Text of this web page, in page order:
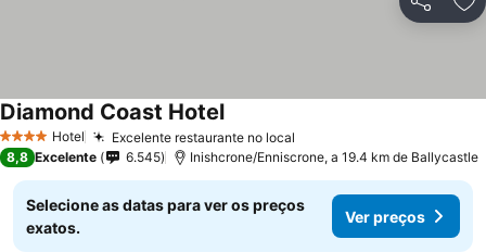
Partilhar
4 EstrelasHotel Excelente restaurante no local
Diamond Coast HotelVer preços
8,8 Excelente 6.545 Inishcrone/Enniscrone, a 19.4 km de Ballycastle
Selecione as datas para ver os preços
exatos.
Ver preços